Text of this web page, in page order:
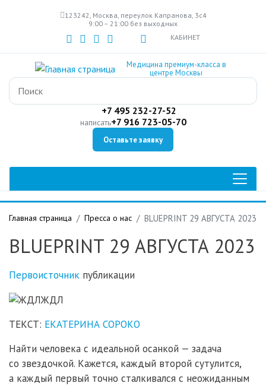
к
основному
содержанию
123242, Москва, переулок Капранова, 3с4
9:00 – 21:00 без выходных
КАБИНЕТ
Медицина премиум-класса в
центре Москвы
+7 495 232-27-52
написать+7 916 723-05-70
Оставьте заявку
Главная страница Пресса о нас BLUEPRINT 29 АВГУСТА 2023
BLUEPRINT 29 АВГУСТА 2023
Первоисточник публикации
ТЕКСТ: ЕКАТЕРИНА СОРОКО
Найти человека с идеальной осанкой — задача
со звездочкой. Кажется, каждый второй сутулится,
а каждый первый точно сталкивался с неожиданным